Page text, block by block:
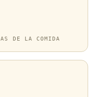
DE LA COMIDA